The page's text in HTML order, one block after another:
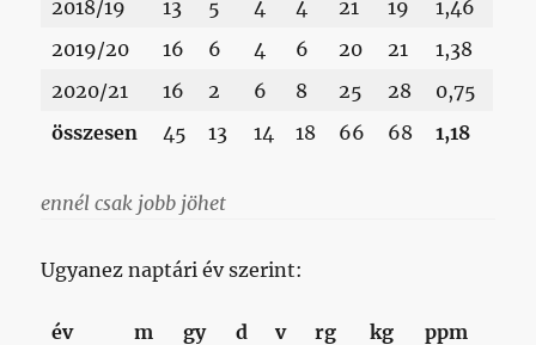
2018/19
13 5 4 4 21 19
1,46
2019/20
16 6 4 6 20 21
1,38
2020/21
16 2 6 8 25 28
0,75
összesen
45 13 14 18 66 68 1,18
ennél csak jobb jöhet
Ugyanez naptári év szerint:
év m gy d v rg kg
ppm